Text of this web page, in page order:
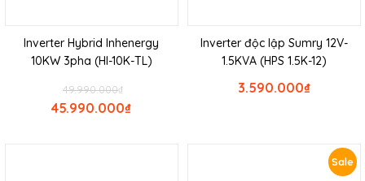
Inverter Hybrid Inhenergy
10KW 3pha (HI-10K-TL)
₫
49.990.000
₫
45.990.000
Inverter độc lập Sumry 12V-
1.5KVA (HPS 1.5K-12)
₫
3.590.000
Sale